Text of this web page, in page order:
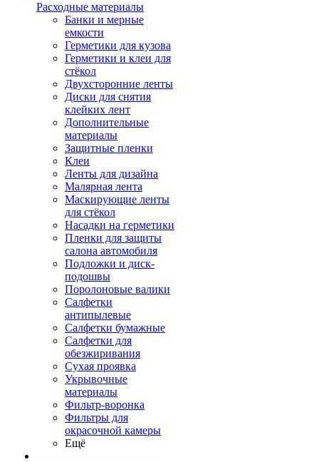
Расходные материалы
Банки и мерные
емкости
Герметики для кузова
Герметики и клеи для
стёкол
Двухсторонние ленты
Диски для снятия
клейких лент
Дополнительные
материалы
Защитные пленки
Клеи
Ленты для дизайна
Малярная лента
Маскирующие ленты
для стёкол
Насадки на герметики
Пленки для защиты
салона автомобиля
Подложки и диск-
подошвы
Поролоновые валики
Салфетки
антипылевые
Салфетки бумажные
Салфетки для
обезжиривания
Сухая проявка
Укрывочные
материалы
Фильтр-воронка
Фильтры для
окрасочной камеры
Ещё